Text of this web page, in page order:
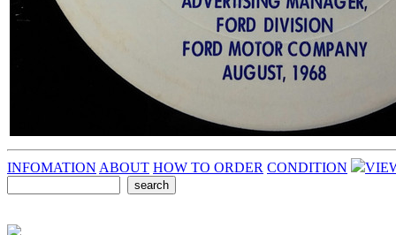
INFOMATION ABOUT HOW TO ORDER CONDITION